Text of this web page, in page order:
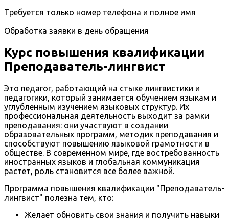
Требуется только номер телефона и полное имя
Обработка заявки в день обращения
Курс повышения квалификации
Преподаватель-лингвист
Это педагог, работающий на стыке лингвистики и
педагогики, который занимается обучением языкам и
углубленным изучением языковых структур. Их
профессиональная деятельность выходит за рамки
преподавания: они участвуют в создании
образовательных программ, методик преподавания и
способствуют повышению языковой грамотности в
обществе. В современном мире, где востребованность
иностранных языков и глобальная коммуникация
растет, роль становится все более важной.
Программа повышения квалификации "Преподаватель-
лингвист" полезна тем, кто:
Желает обновить свои знания и получить навыки